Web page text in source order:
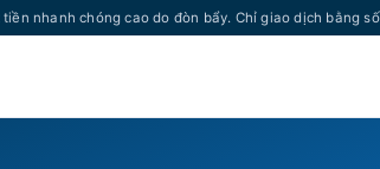
nhanh chóng cao do đòn bẩy. Chỉ giao dịch bằng